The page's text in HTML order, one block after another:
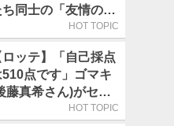
ち同士の「友情の
」が広がる理由HOT TOPIC
ロッテ】「自己採点
510点です」ゴマキ
藤真希さん)がセレ
ニアルピッチHOT TOPIC